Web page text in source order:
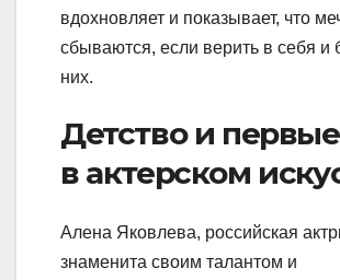
вдохновляет и показывает, что
сбываются, если верить в себя и
них.
Детство и
в актерском
Алена Яковлева, российская
знаменита своим талантом и